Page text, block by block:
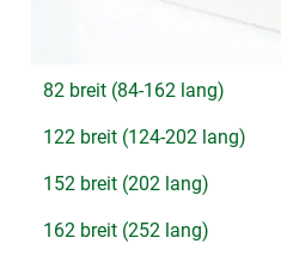
82 breit (84-162 lang)
122 breit (124-202 lang)
152 breit (202 lang)
162 breit (252 lang)